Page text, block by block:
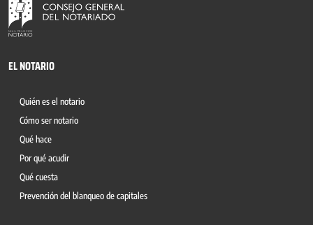
EL NOTARIO
Quién es el notario
Cómo ser notario
Qué hace
Por qué acudir
Qué cuesta
Prevención del blanqueo de capitales